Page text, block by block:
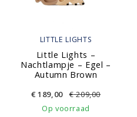
LITTLE LIGHTS
Little Lights –
Nachtlampje – Egel –
Autumn Brown
€ 189,00 €209,00
Op voorraad